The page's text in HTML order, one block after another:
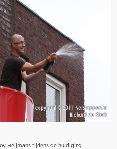
Heijmans tijdens de huldiging